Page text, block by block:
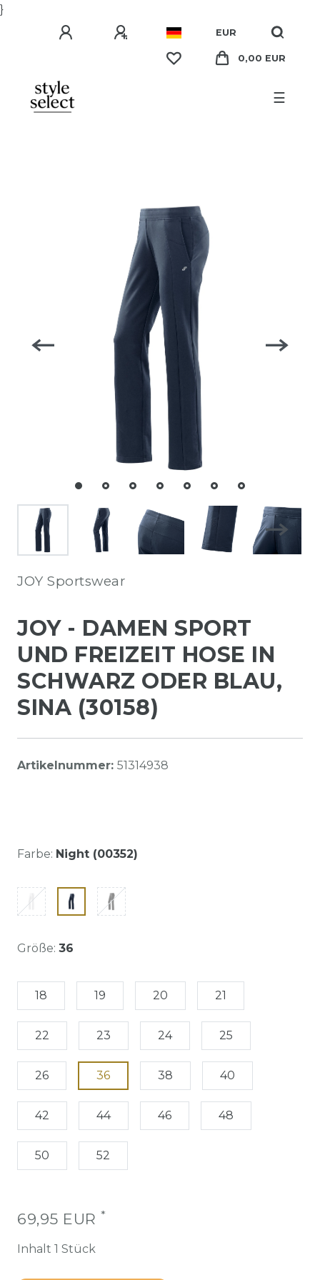
}
EUR
0,00 EUR
☰
JOY Sportswear
JOY - DAMEN SPORT
UND FREIZEIT HOSE IN
SCHWARZ ODER BLAU,
SINA (30158)
Artikelnummer: 51314938
Farbe: Night (00352)
Größe: 36
18 19 20 21
22 23 24 25
26 36 38 40
42 44 46 48
50 52
69,95 EUR *
Inhalt 1 Stück